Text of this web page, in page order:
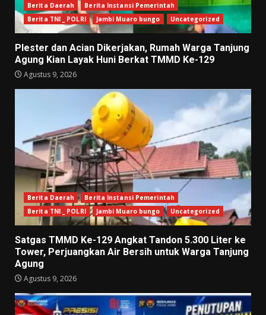
Berita Daerah
Berita Instansi Pemerintah
Berita TNI _ POLRI
Jambi Muaro bungo Uncategorized
Plester dan Acian Dikerjakan, Rumah Warga Tanjung
Agung Kian Layak Huni Berkat TMMD Ke-129
Agustus 9, 2026
Berita Daerah
Berita Instansi Pemerintah
Berita TNI _ POLRI
Jambi Muaro bungo Uncategorized
Satgas TMMD Ke-129 Angkat Tandon 5.300 Liter ke
Tower, Perjuangkan Air Bersih untuk Warga Tanjung
Agung
Agustus 9, 2026